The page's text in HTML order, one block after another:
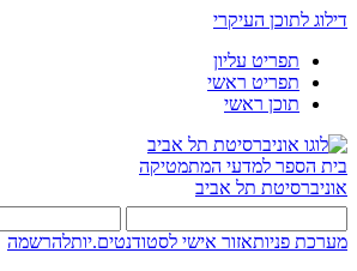
דילוג לתוכן העיקרי
תפריט עליון
תפריט ראשי
תוכן ראשי
בית הספר למדעי המתמטיקה
אוניברסיטת תל אביב
מערכת פניותאזור אישי לסטודנטים.יותלהרשמה